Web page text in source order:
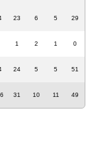
23 6 5 29
1 2 1 0
24 5 5 51
31 10 11 49